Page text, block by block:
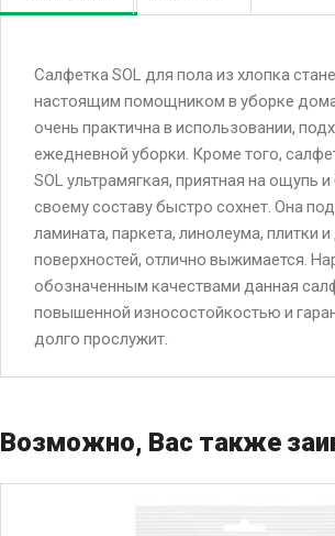
Салфетка SOL для пола из хлопка
настоящим помощником в уборке
очень практична в использовании,
ежедневной уборки. Кроме того,
SOL ультрамягкая, приятная на ощупь
своему составу быстро сохнет. Она
ламината, паркета, линолеума, плитки и
поверхностей, отлично выжимается.
обозначенным качествами данная
повышенной износостойкостью и
долго прослужит.
Возможно, Вас также